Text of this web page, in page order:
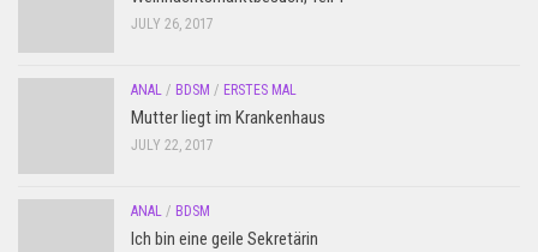
JULY 26, 2017
ANAL / BDSM / ERSTES MAL
Mutter liegt im Krankenhaus
JULY 22, 2017
ANAL / BDSM
Ich bin eine geile Sekretärin